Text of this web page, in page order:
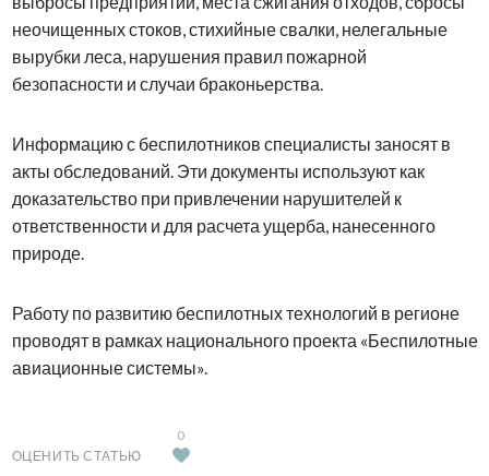
неочищенных стоков, стихийные свалки, нелегальные
вырубки леса, нарушения правил пожарной
безопасности и случаи браконьерства.
Информацию с беспилотников специалисты заносят в
акты обследований. Эти документы используют как
доказательство при привлечении нарушителей к
ответственности и для расчета ущерба, нанесенного
природе.
Работу по развитию беспилотных технологий в регионе
проводят в рамках национального проекта «Беспилотные
авиационные системы».
ОЦЕНИТЬ СТАТЬЮ
0